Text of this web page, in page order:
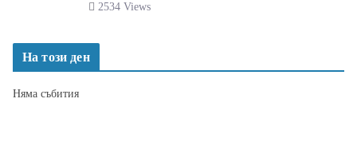
2534 Views
На този ден
Няма събития